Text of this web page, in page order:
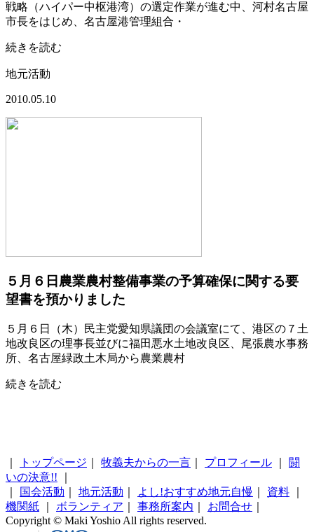
戦略（ハイパー中枢港湾）の選定作業が進む中、河村名古屋
市長をはじめ、名古屋港管理組合・
続きを読む
地元活動
2010.05.10
５月６日農業農村整備事業の予算確保に関する要
望書を預かりました
５月６日（木）民主党愛知県議団の会議室にて、港区の７土
地改良区の理事長並びに福田悪水土地改良区、尾張農水事務
所、名古屋緑政土木局から農業農村
続きを読む
トップページ 牧義夫からの一言 プロフィール
闘
いの決意!!
国会活動 地元活動 よし!おすすめ地元自慢 資料
機関紙
ボランティア 事務所案内 お問合せ
Copyright © Maki Yoshio All rights reserved.